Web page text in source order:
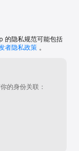
织需要具有符合条
365 业务订阅计
处理.
?LinkID=246338.
的隐私规范可能包括
者隐私政策 。
的身份关联：